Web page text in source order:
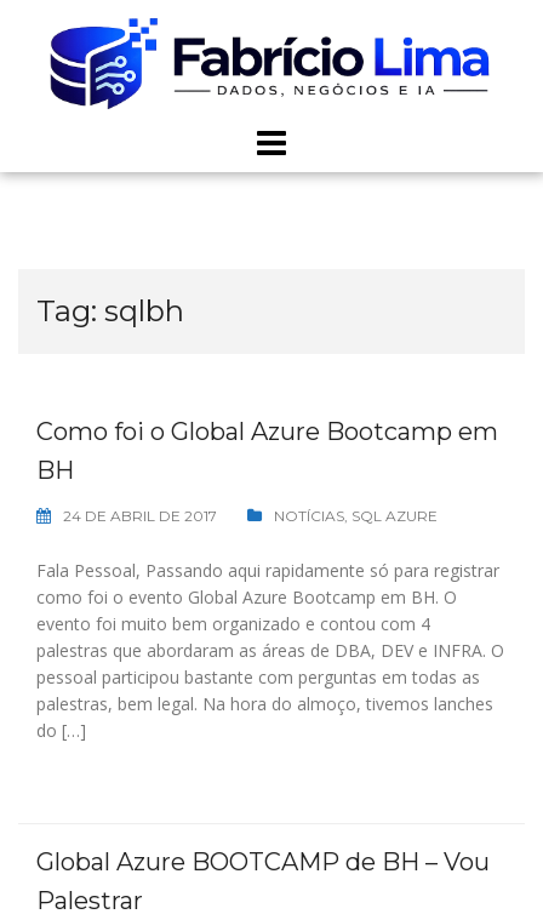
content
Tag: sqlbh
Como foi o Global Azure Bootcamp em
BH
24 DE ABRIL DE 2017 NOTÍCIAS, SQL AZURE
Fala Pessoal, Passando aqui rapidamente só para registrar
como foi o evento Global Azure Bootcamp em BH. O
evento foi muito bem organizado e contou com 4
palestras que abordaram as áreas de DBA, DEV e INFRA. O
pessoal participou bastante com perguntas em todas as
palestras, bem legal. Na hora do almoço, tivemos lanches
do […]
Global Azure BOOTCAMP de BH – Vou
Palestrar